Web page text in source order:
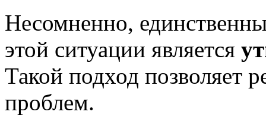
Несомненно,
этой ситуации является
Такой подход позволяет
проблем.